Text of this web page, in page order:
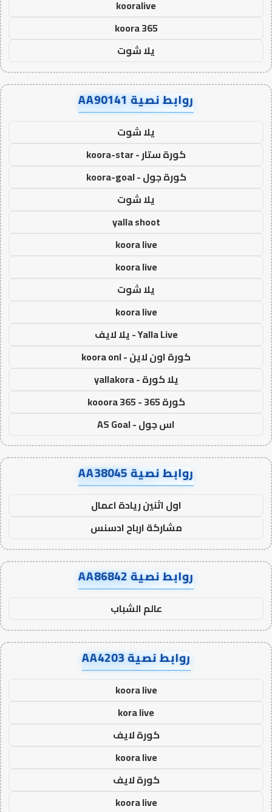
kooralive
koora 365
يلا شوت
روابط نصية AA90141
يلا شوت
كورة ستار - koora-star
كورة جول - koora-goal
يلا شوت
yalla shoot
koora live
koora live
يلا شوت
koora live
Yalla Live - يلا لايف
كورة اون لاين - koora onl
يلا كورة - yallakora
كورة 365 - kooora 365
اس جول - AS Goal
روابط نصية AA38045
اول اثنين ريادة اعمال
مشاركة ارباح ادسنس
روابط نصية AA86842
عالم الشباب
روابط نصية AA4203
koora live
kora live
كورة لايف
koora live
كورة لايف
koora live